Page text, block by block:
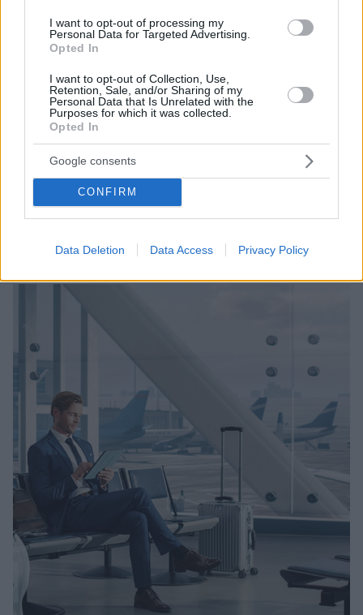
I want to opt-out of processing my
Personal Data for Targeted Advertising.
Opted In
I want to opt-out of Collection, Use,
Retention, Sale, and/or Sharing of my
Personal Data that Is Unrelated with the
Purposes for which it was collected.
Opted In
Google consents
CONFIRM
Data Deletion Data Access Privacy Policy
Ευρωπαϊκούς προορισμούς επιλέγουν οι Έλληνες για τις
διακοπές - Πόσο κοστίζουν τα οργανωμένα ταξίδια
Ψήφος εμπιστοσύνης στα Τουριστικά Γραφεία, στα
σκαριά η δημιουργία εγγυοδοτικού ταμείου -
Κορυφώνεται η ταξιδιωτική κίνηση τον Αύγουστο,
αναμένεται αύξηση 20% σε σχέση με πέρσι
06.08.2023, 08:59